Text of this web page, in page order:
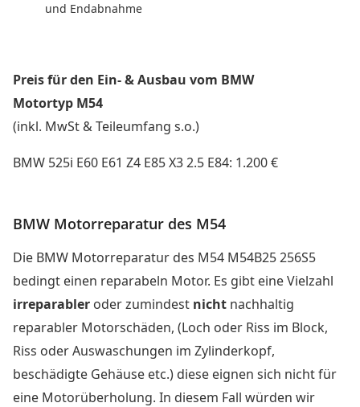
und Endabnahme
Preis für den Ein- & Ausbau vom BMW
Motortyp M54
(inkl. MwSt & Teileumfang s.o.)
BMW 525i E60 E61 Z4 E85 X3 2.5 E84: 1.200 €
BMW Motorreparatur des M54
Die BMW Motorreparatur des M54 M54B25 256S5
bedingt einen reparabeln Motor. Es gibt eine Vielzahl
irreparabler oder zumindest nicht nachhaltig
reparabler Motorschäden, (Loch oder Riss im Block,
Riss oder Auswaschungen im Zylinderkopf,
beschädigte Gehäuse etc.) diese eignen sich nicht für
eine Motorüberholung. In diesem Fall würden wir